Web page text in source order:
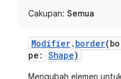
Cakupan: Semua
Modifier. border
pe: Shape)
Mengubah elemen